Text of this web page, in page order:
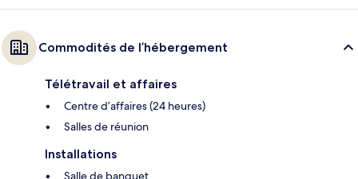
Commodités de l’hébergement
Télétravail et affaires
Centre d’affaires (24 heures)
Salles de réunion
Installations
Salle de banquet